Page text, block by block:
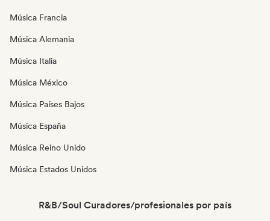
Música Francia
Música Alemania
Música Italia
Música México
Música Países Bajos
Música España
Música Reino Unido
Música Estados Unidos
R&B/Soul Curadores/profesionales por país